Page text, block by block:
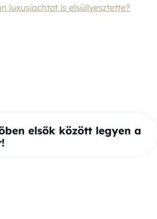
luxusjachtot is elsüllyesztette?
elsők között legyen a